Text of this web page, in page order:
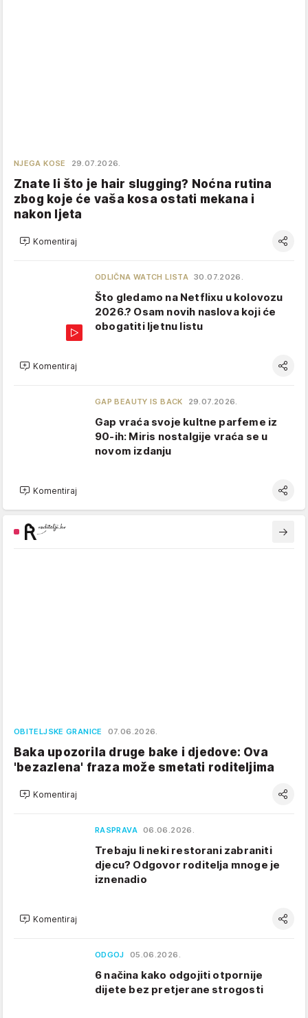
NJEGA KOSE 29.07.2026.
Znate li što je hair slugging? Noćna rutina
zbog koje će vaša kosa ostati mekana i
nakon ljeta
Komentiraj
ODLIČNA WATCH LISTA 30.07.2026.
Što gledamo na Netflixu u kolovozu
2026.? Osam novih naslova koji će
obogatiti ljetnu listu
Komentiraj
GAP BEAUTY IS BACK 29.07.2026.
Gap vraća svoje kultne parfeme iz
90-ih: Miris nostalgije vraća se u
novom izdanju
Komentiraj
OBITELJSKE GRANICE 07.06.2026.
Baka upozorila druge bake i djedove: Ova
'bezazlena' fraza može smetati roditeljima
Komentiraj
RASPRAVA 06.06.2026.
Trebaju li neki restorani zabraniti
djecu? Odgovor roditelja mnoge je
iznenadio
Komentiraj
ODGOJ 05.06.2026.
6 načina kako odgojiti otpornije
dijete bez pretjerane strogosti